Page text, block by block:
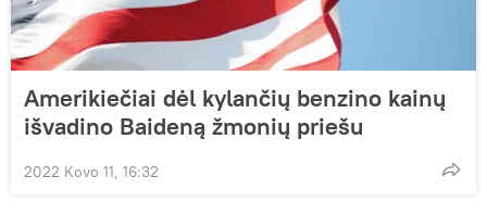
Amerikiečiai dėl kylančių benzino kainų
išvadino Baideną žmonių priešu
2022 Kovo 11, 16:32